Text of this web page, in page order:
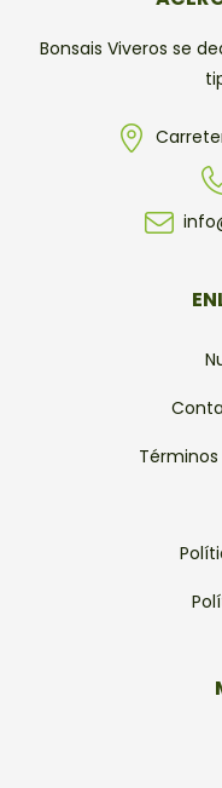
Bonsais Viveros se